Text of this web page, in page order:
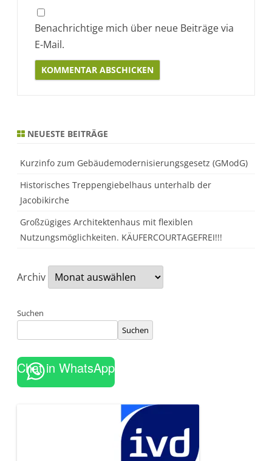
Benachrichtige mich über neue Beiträge via
E-Mail.
NEUESTE BEITRÄGE
Kurzinfo zum Gebäudemodernisierungsgesetz (GModG)
Historisches Treppengiebelhaus unterhalb der
Jacobikirche
Großzügiges Architektenhaus mit flexiblen
Nutzungsmöglichkeiten. KÄUFERCOURTAGEFREI!!!
Archiv
Suchen
Suchen
Chat in WhatsApp